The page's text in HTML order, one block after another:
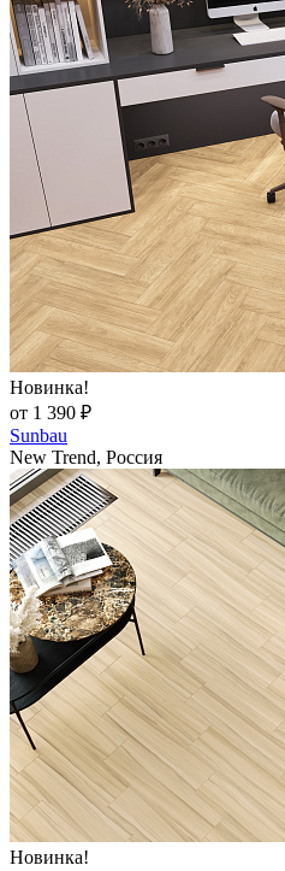
Новинка!
от 1 390 ₽
Sunbau
New Trend, Россия
Новинка!